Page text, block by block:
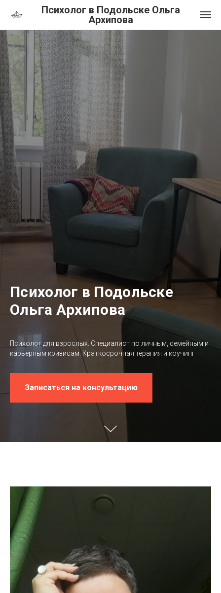
Психолог в Подольске Ольга
Архипова
Психолог в Подольске
Ольга Архипова
Психолог для взрослых. Специалист по личным, семейным и
карьерным кризисам. Краткосрочная терапия и коучинг
Записаться на консультацию